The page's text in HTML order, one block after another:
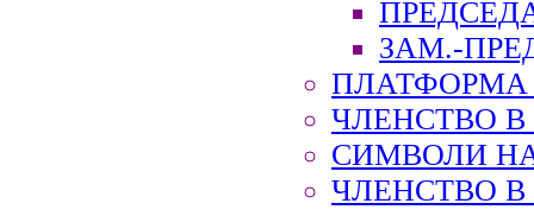
ЗАМ.-
ПЛАТФОРМА
ЧЛЕНСТВО В
СИМВОЛИ
ЧЛЕНСТВО